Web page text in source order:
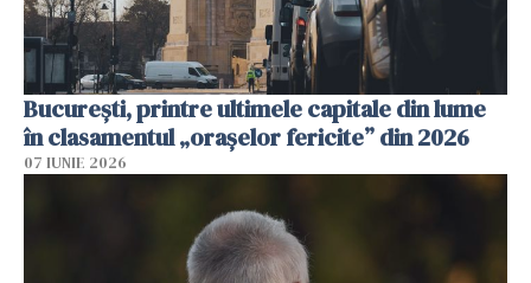
București, printre ultimele capitale din lume
în clasamentul „orașelor fericite” din 2026
07 IUNIE 2026